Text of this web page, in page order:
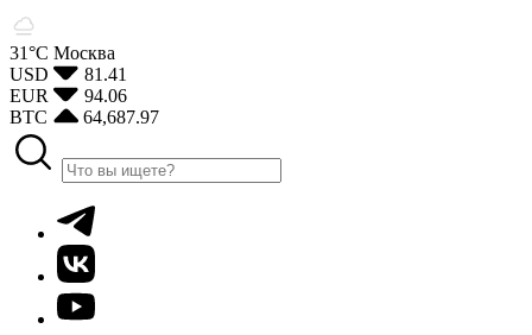
31°С Москва
USD
81.41
EUR
94.06
BTC
64,687.97